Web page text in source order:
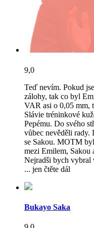
9,0
Teď nevím. Pokud
zálohy, tak co byl
VAR asi o 0,05 mm,
Slávie tréninkové
Pepému. Do svého
vůbec nevěděli rady.
se Sakou. MOTM
mezi Emilem, Sakou
Nejradši bych vybral
... jen čtěte dál
Bukayo Saka